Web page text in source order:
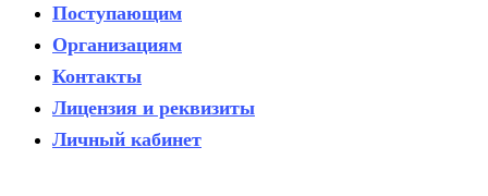
Поступающим
Организациям
Контакты
Лицензия и реквизиты
Личный кабинет